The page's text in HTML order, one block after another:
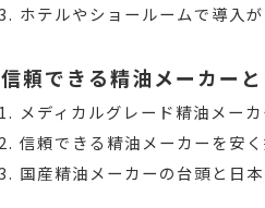
ホテルやショールームで導入
信頼できる精油メーカー
メディカルグレード精油メー
信頼できる精油メーカーを安
国産精油メーカーの台頭と日